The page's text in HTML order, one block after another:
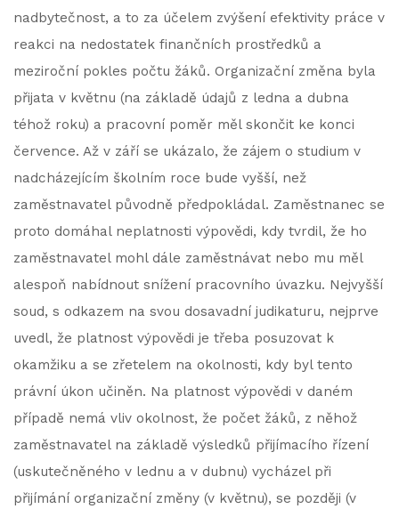
nadbytečnost, a to za účelem zvýšení efektivity práce v
reakci na nedostatek finančních prostředků a
meziroční pokles počtu žáků. Organizační změna byla
přijata v květnu (na základě údajů z ledna a dubna
téhož roku) a pracovní poměr měl skončit ke konci
července. Až v září se ukázalo, že zájem o studium v
nadcházejícím školním roce bude vyšší, než
zaměstnavatel původně předpokládal. Zaměstnanec se
proto domáhal neplatnosti výpovědi, kdy tvrdil, že ho
zaměstnavatel mohl dále zaměstnávat nebo mu měl
alespoň nabídnout snížení pracovního úvazku. Nejvyšší
soud, s odkazem na svou dosavadní judikaturu, nejprve
uvedl, že platnost výpovědi je třeba posuzovat k
okamžiku a se zřetelem na okolnosti, kdy byl tento
právní úkon učiněn. Na platnost výpovědi v daném
případě nemá vliv okolnost, že počet žáků, z něhož
zaměstnavatel na základě výsledků přijímacího řízení
(uskutečněného v lednu a v dubnu) vycházel při
přijímání organizační změny (v květnu), se později (v